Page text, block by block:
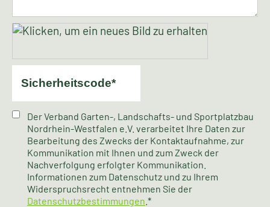
Der Verband Garten-, Landschafts- und Sportplatzbau
Nordrhein-Westfalen e.V. verarbeitet Ihre Daten zur
Bearbeitung des Zwecks der Kontaktaufnahme, zur
Kommunikation mit Ihnen und zum Zweck der
Nachverfolgung erfolgter Kommunikation.
Informationen zum Datenschutz und zu Ihrem
Widerspruchsrecht entnehmen Sie der
Datenschutzbestimmungen .*